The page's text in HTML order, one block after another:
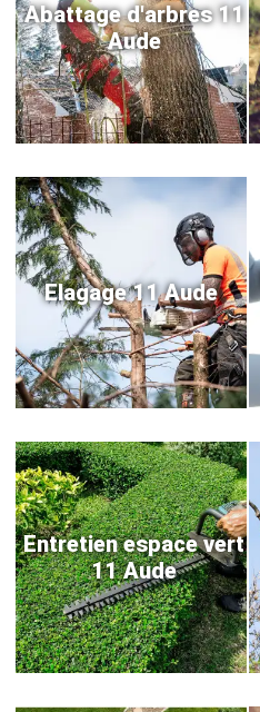
Abattage d'arbres 11
Aude
Elagage 11 Aude
Entretien espace vert
11 Aude